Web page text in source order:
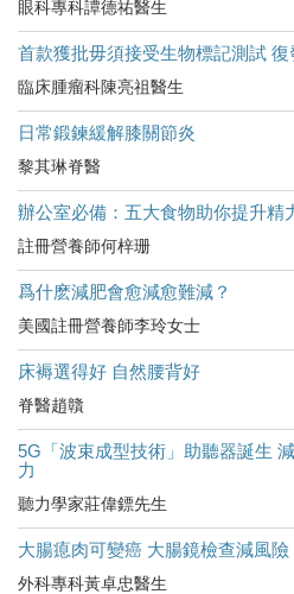
眼科專科譚德祐醫生
首款獲批毋須接受生物標記測試
臨床腫瘤科陳亮祖醫生
日常鍛鍊緩解膝關節炎
黎其琳脊醫
辦公室必備：五大食物助你提升精
註冊營養師何梓珊
爲什麽減肥會愈減愈難減？
美國註冊營養師李玲女士
床褥選得好 自然腰背好
脊醫趙贛
5G「波束成型技術」助聽器誕生
力
聽力學家莊偉鏢先生
大腸瘜肉可變癌 大腸鏡檢查減風險
外科專科黃卓忠醫生